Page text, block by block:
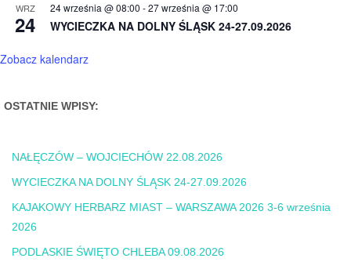
WRZ
24
24 września @ 08:00 -27 września @ 17:00
WYCIECZKA NA DOLNY ŚLĄSK 24-27.09.2026
Zobacz kalendarz
OSTATNIE WPISY:
NAŁĘCZÓW – WOJCIECHÓW 22.08.2026
WYCIECZKA NA DOLNY ŚLĄSK 24-27.09.2026
KAJAKOWY HERBARZ MIAST – WARSZAWA 2026 3-6 września
2026
PODLASKIE ŚWIĘTO CHLEBA 09.08.2026